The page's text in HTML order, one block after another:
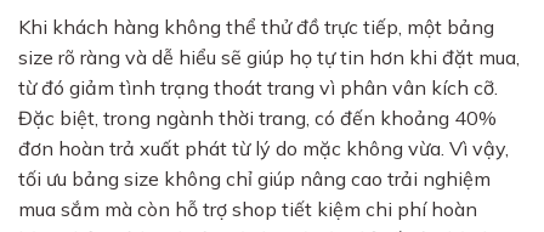
Khi khách hàng không thể thử đồ trực tiếp, một bảng
size rõ ràng và dễ hiểu sẽ giúp họ tự tin hơn khi đặt mua,
từ đó giảm tình trạng thoát trang vì phân vân kích cỡ.
Đặc biệt, trong ngành thời trang, có đến khoảng 40%
đơn hoàn trả xuất phát từ lý do mặc không vừa. Vì vậy,
tối ưu bảng size không chỉ giúp nâng cao trải nghiệm
mua sắm mà còn hỗ trợ shop tiết kiệm chi phí hoàn